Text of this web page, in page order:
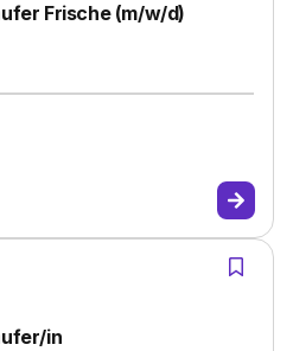
Frische (m/w/d)
in